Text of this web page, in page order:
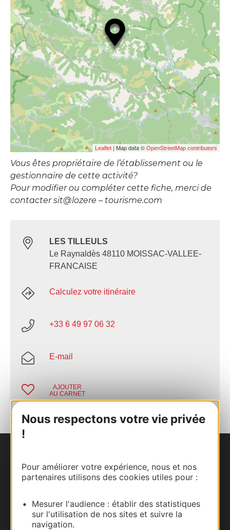
Nous respectons votre vie privée
!
Pour améliorer votre expérience, nous et nos
partenaires utilisons des cookies utiles pour :
Mesurer l'audience : établir des statistiques
sur l'utilisation de nos sites et suivre la
navigation.
Leaflet | Map data © OpenStreetMap contributors
Vous êtes propriétaire de l’établissement ou le
gestionnaire de cette activité?
Pour modifier ou compléter cette fiche, merci de
contacter sit@lozere – tourisme.com
LES TILLEULS
Le Raynaldès 48110 MOISSAC-VALLEE-
FRANCAISE
Calculez votre itinéraire
+33 6 49 97 06 32
E-mail
AJOUTER
AU CARNET
Carte interactive
Documentation